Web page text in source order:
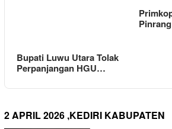
Bupati Luwu Utara Tolak
Perpanjangan HGU…
2 APRIL 2026 ,KEDIRI KABUPATEN